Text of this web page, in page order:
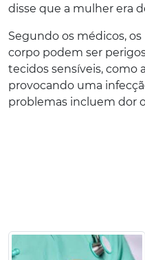
disse que a mulher era
Segundo os médicos,
corpo podem ser
tecidos sensíveis, como
provocando uma
problemas incluem dor